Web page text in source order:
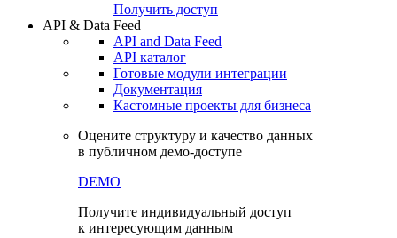
Получить доступ
API & Data Feed
API and Data Feed
API каталог
Готовые модули интеграции
Документация
Кастомные проекты для бизнеса
Оцените структуру и качество данных
в публичном демо-доступе
DEMO
Получите индивидуальный доступ
к интересующим данным